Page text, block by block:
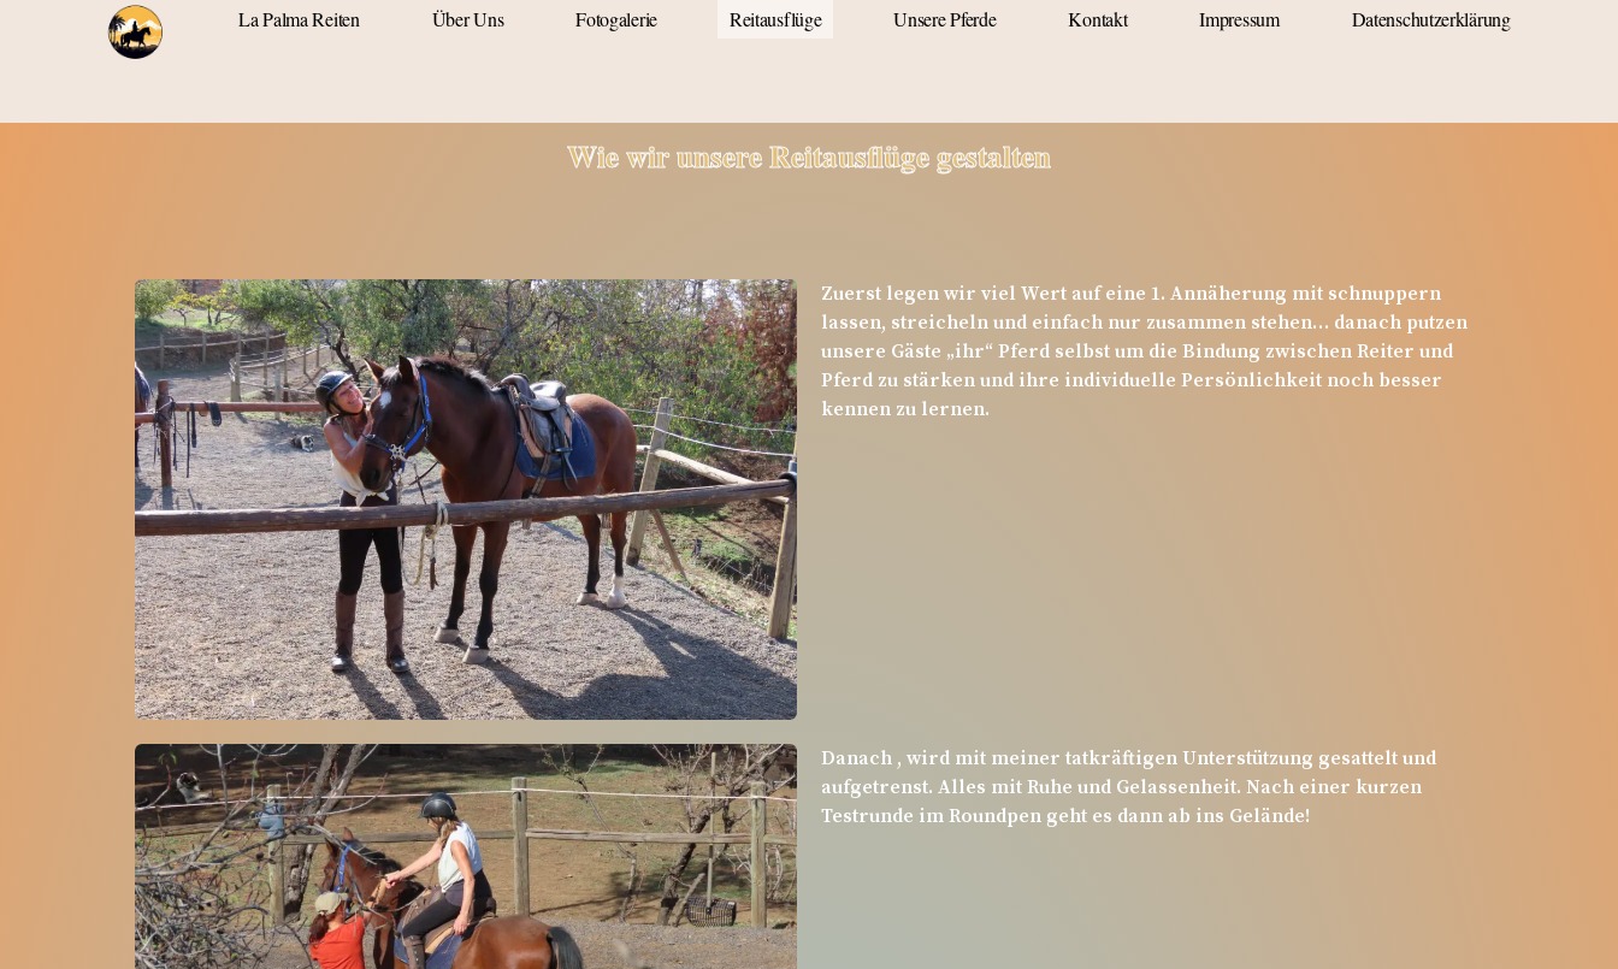
La Palma Reiten Über Uns Fotogalerie Reitausflüge Unsere Pferde Kontakt Impressum Datenschutzerklärung
Wie wir unsere Reitausflüge gestalten
Zuerst legen wir viel Wert auf eine 1. Annäherung mit schnuppern
lassen, streicheln und einfach nur zusammen stehen… danach putzen
unsere Gäste „ihr“ Pferd selbst um die Bindung zwischen Reiter und
Pferd zu stärken und ihre individuelle Persönlichkeit noch besser
kennen zu lernen.
Danach , wird mit meiner tatkräftigen Unterstützung gesattelt und
aufgetrenst. Alles mit Ruhe und Gelassenheit. Nach einer kurzen
Testrunde im Roundpen geht es dann ab ins Gelände!